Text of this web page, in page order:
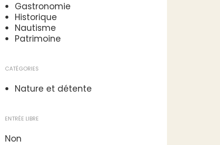
Gastronomie
Historique
Nautisme
Patrimoine
CATÉGORIES
Nature et détente
ENTRÉE LIBRE
Non